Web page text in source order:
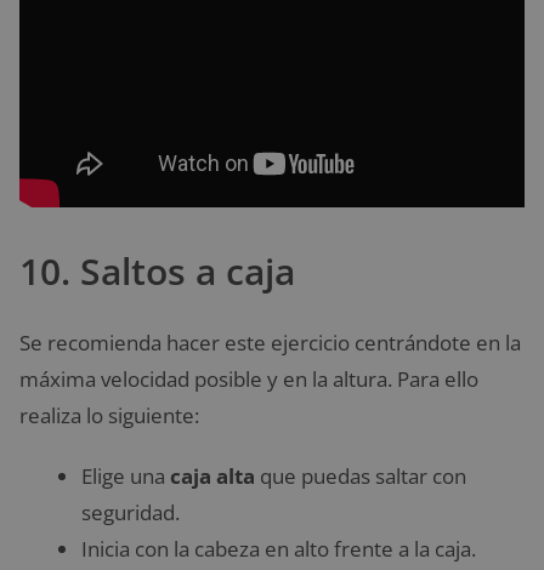
10. Saltos a caja
Se recomienda hacer este ejercicio centrándote en la
máxima velocidad posible y en la altura. Para ello
realiza lo siguiente:
Elige una caja alta que puedas saltar con
seguridad.
Inicia con la cabeza en alto frente a la caja.